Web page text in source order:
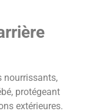
nourrissants,
protégeant
extérieures.